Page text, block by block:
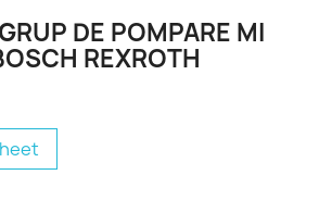
DE POMPARE MI
REXROTH